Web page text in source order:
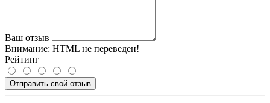
Ваш отзыв
Внимание: HTML не переведен!
Рейтинг
Отправить свой отзыв